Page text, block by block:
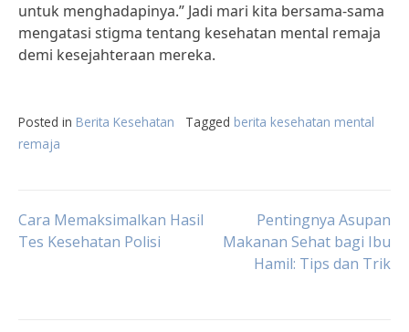
untuk menghadapinya.” Jadi mari kita bersama-sama
mengatasi stigma tentang kesehatan mental remaja
demi kesejahteraan mereka.
Posted in Berita Kesehatan Tagged berita kesehatan mental
remaja
Post
Cara Memaksimalkan Hasil
Tes Kesehatan Polisi
Pentingnya Asupan
Makanan Sehat bagi Ibu
Hamil: Tips dan Trik